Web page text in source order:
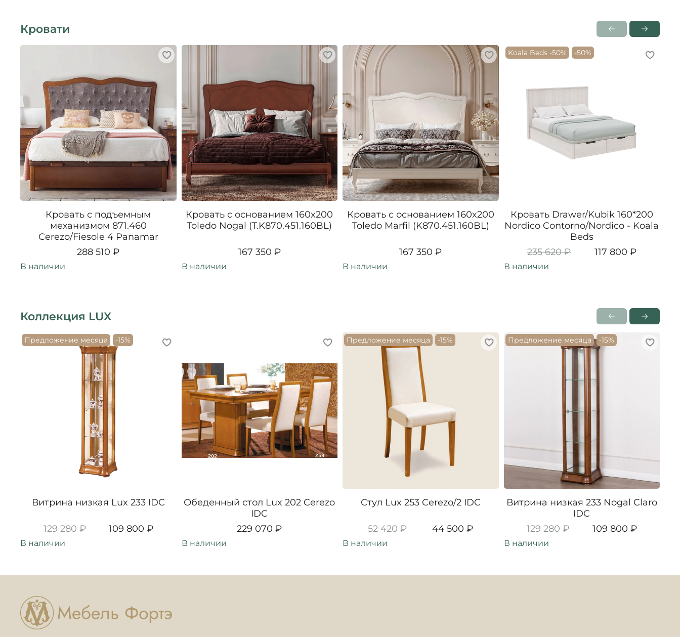
Кровати
Кровать с подъемным
механизмом 871.460
Cerezo/Fiesole 4 Panamar
288 510 ₽
В наличии
Кровать c основанием 160x200
Toledo Nogal (T.K870.451.160BL)
167 350 ₽
В наличии
Кровать c основанием 160x200
Toledo Marfil (K870.451.160BL)
167 350 ₽
В наличии
Koala Beds -50% -50%
Кровать Drawer/Kubik 160*200
Nordico Contorno/Nordico - Koala
Beds
235 620 ₽
117 800 ₽
В наличии
Коллекция LUX
Предложение месяца -15%
Витрина низкая Lux 233 IDC
129 280 ₽ 109 800 ₽
В наличии
Обеденный стол Lux 202 Cerezo
IDC
229 070 ₽
В наличии
Предложение месяца -15%
Стул Lux 253 Cerezo/2 IDC
52 420 ₽ 44 500 ₽
В наличии
Предложение месяца -15%
Витрина низкая 233 Nogal Claro
IDC
129 280 ₽
109 800 ₽
В наличии